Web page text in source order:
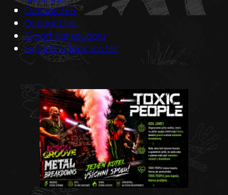
Outlook 365
Outlook Live
Export .ics souboru
Export Outlook .ics file